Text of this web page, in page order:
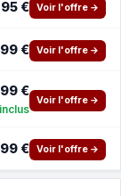
€ Voir l'offre →
€ Voir l'offre →
€
Voir l'offre →
€ Voir l'offre →